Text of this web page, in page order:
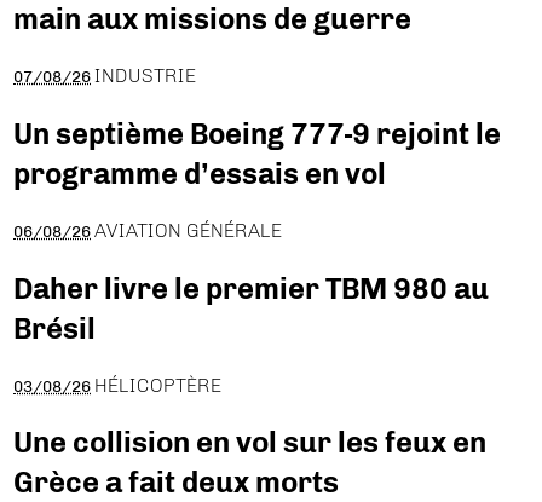
main aux missions de guerre
07/08/26 INDUSTRIE
Un septième Boeing 777-9 rejoint le
programme d’essais en vol
06/08/26 AVIATION GÉNÉRALE
Daher livre le premier TBM 980 au
Brésil
03/08/26 HÉLICOPTÈRE
Une collision en vol sur les feux en
Grèce a fait deux morts